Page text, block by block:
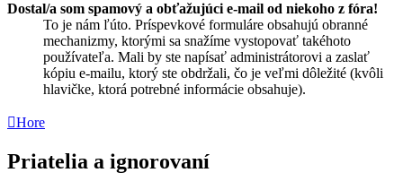
Dostal/a som spamový a obťažujúci e-mail od niekoho z fóra!
To je nám ľúto. Príspevkové formuláre obsahujú obranné
mechanizmy, ktorými sa snažíme vystopovať takéhoto
používateľa. Mali by ste napísať administrátorovi a zaslať
kópiu e-mailu, ktorý ste obdržali, čo je veľmi dôležité (kvôli
hlavičke, ktorá potrebné informácie obsahuje).
Hore
Priatelia a ignorovaní